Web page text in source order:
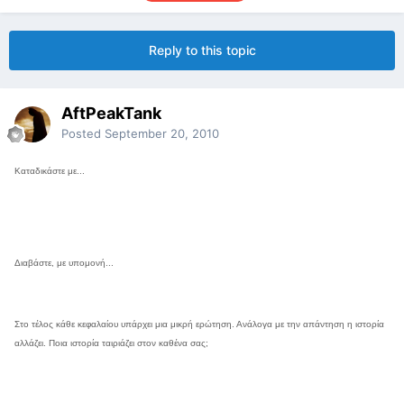
Reply to this topic
AftPeakTank
Posted September 20, 2010
Καταδικάστε με...
Διαβάστε, με υπομονή...
Στο τέλος κάθε κεφαλαίου υπάρχει μια μικρή ερώτηση. Ανάλογα με την απάντηση η ιστορία
αλλάζει. Ποια ιστορία ταιριάζει στον καθένα σας;